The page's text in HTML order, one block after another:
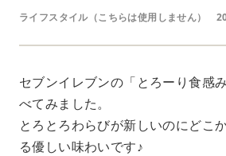
ライフスタイル（こちらは使用しません）
セブンイレブンの「とろーり食感
べてみました。
とろとろわらびが新しいのにどこ
る優しい味わいです♪